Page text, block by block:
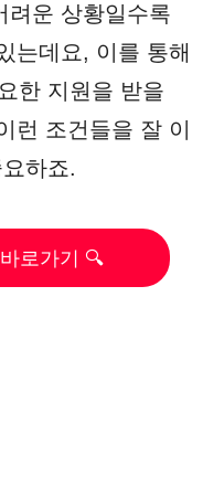
려운 상황일수록
는데요, 이를 통해
한 지원을 받을
런 조건들을 잘 이
하죠.
로가기 🔍